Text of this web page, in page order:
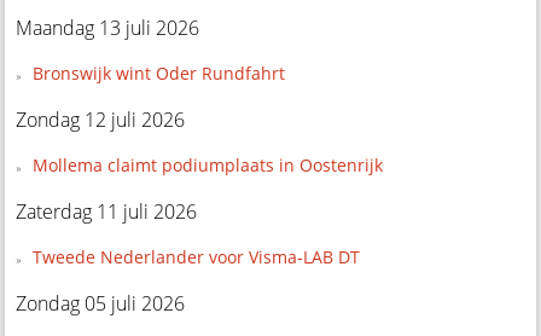
Maandag 13 juli 2026
Bronswijk wint Oder Rundfahrt
Zondag 12 juli 2026
Mollema claimt podiumplaats in Oostenrijk
Zaterdag 11 juli 2026
Tweede Nederlander voor Visma-LAB DT
Zondag 05 juli 2026